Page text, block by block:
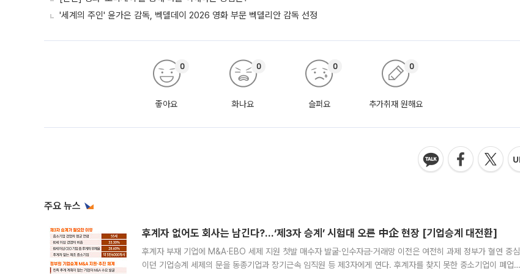
'세계의 주인' 윤가은 감독, 벡델데이 2026 영화 부문 벡델리안 감독 선정
좋아요
0
화나요
0
슬퍼요
0
추가취재 원해요
0
주요 뉴스
후계자 없어도 회사는 남긴다?…‘제3자 승계’ 시험대 오른 中企 현장 [기업승계 대전환]
후계자 부재 기업에 M&A·EBO 세제 지원 첫발 매수자 발굴·인수자금·거래망 이전은 여전히 과제 정부가 혈연 중심
이던 기업승계 세제의 문을 동종기업과 장기근속 임직원 등 제3자에게 연다. 후계자를 찾지 못한 중소기업이 폐업